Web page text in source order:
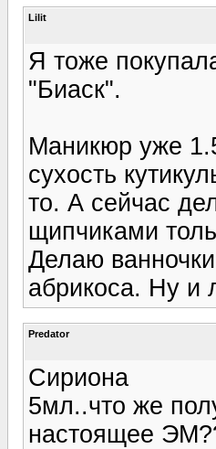
Lilit
Я тоже
"Биаск".
Маникюр уже
сухость
то. А сейчас
щипчиками
Делаю
абрикоса. Ну и
Predator
Сириона
5мл..что же
настоящее